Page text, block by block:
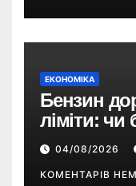
ЕКОНОМІКА
Бензин
ліміти: чи
дефіцит
04/08/2026
КОМЕНТАРІВ